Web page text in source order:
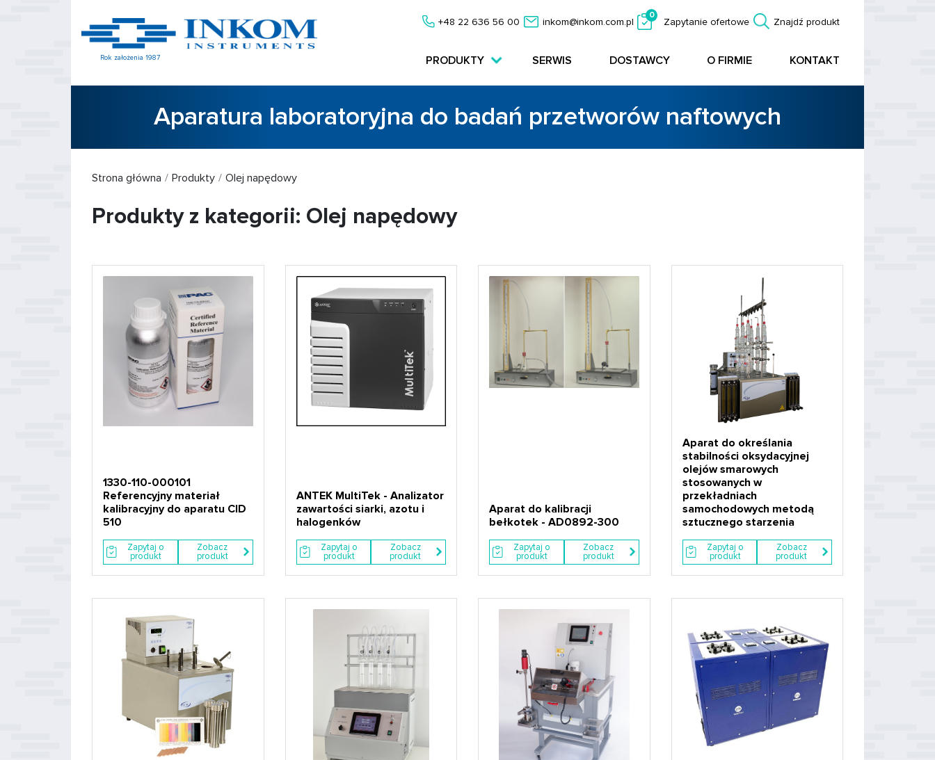
Rok założenia 1987
+48 22 636 56 00 inkom@inkom.com.pl Zapytanie ofertowe
0
Znajdź produkt
PRODUKTY SERWIS DOSTAWCY O FIRMIE KONTAKT
Aparatura laboratoryjna do badań przetworów naftowych
Strona główna Produkty Olej napędowy
Produkty z kategorii: Olej napędowy
1330-110-000101
Referencyjny materiał
kalibracyjny do aparatu CID
510
Zapytaj o
produkt
Zobacz
produkt
ANTEK MultiTek - Analizator
zawartości siarki, azotu i
halogenków
Zapytaj o
produkt
Zobacz
produkt
Aparat do kalibracji
bełkotek - AD0892-300
Zapytaj o
produkt
Zobacz
produkt
Aparat do określania
stabilności oksydacyjnej
olejów smarowych
stosowanych w
przekładniach
samochodowych metodą
sztucznego starzenia
Zapytaj o
produkt
Zobacz
produkt